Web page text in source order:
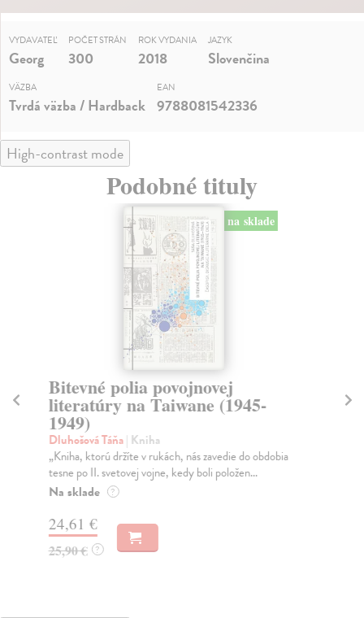
VYDAVATEĽ
Georg
POČET STRÁN
300
ROK VYDANIA
2018
JAZYK
Slovenčina
VÄZBA
Tvrdá väzba / Hardback
EAN
9788081542336
High-contrast mode
Podobné tituly
na sklade
Bitevné polia povojnovej
literatúry na Taiwane (1945-
1949)
Dluhošová Táňa| Kniha
„Kniha, ktorú držíte v rukách, nás zavedie do obdobia
tesne po II. svetovej vojne, kedy boli položen...
Na sklade ?
24,61 €
25,90 € ?